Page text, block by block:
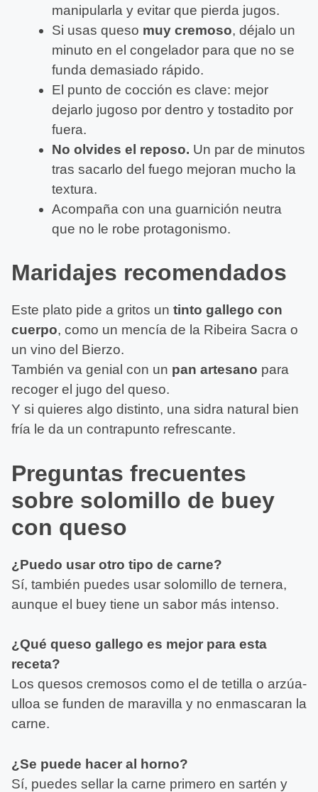
manipularla y evitar que pierda jugos.
Si usas queso muy cremoso, déjalo un
minuto en el congelador para que no se
funda demasiado rápido.
El punto de cocción es clave: mejor
dejarlo jugoso por dentro y tostadito por
fuera.
No olvides el reposo. Un par de minutos
tras sacarlo del fuego mejoran mucho la
textura.
Acompaña con una guarnición neutra
que no le robe protagonismo.
Maridajes recomendados
Este plato pide a gritos un tinto gallego con
cuerpo, como un mencía de la Ribeira Sacra o
un vino del Bierzo.
También va genial con un pan artesano para
recoger el jugo del queso.
Y si quieres algo distinto, una sidra natural bien
fría le da un contrapunto refrescante.
Preguntas frecuentes
sobre solomillo de buey
con queso
¿Puedo usar otro tipo de carne?
Sí, también puedes usar solomillo de ternera,
aunque el buey tiene un sabor más intenso.
¿Qué queso gallego es mejor para esta
receta?
Los quesos cremosos como el de tetilla o arzúa-
ulloa se funden de maravilla y no enmascaran la
carne.
¿Se puede hacer al horno?
Sí, puedes sellar la carne primero en sartén y